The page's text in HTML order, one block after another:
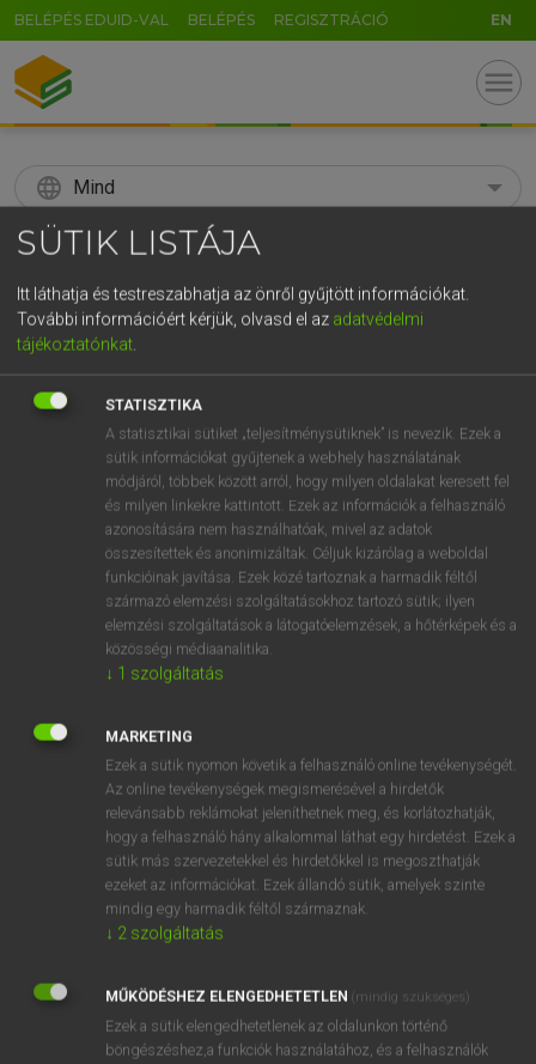
BELÉPÉS EDUID-VAL BELÉPÉS REGISZTRÁCIÓ EN
menu
language Mind
search
KERESÉS
Díjmentes angol szótár
swarthiness fn barnabőrűség
⚲ swarthinesskeresése szótárainkban
DÍJMENTES ANGOL SZÓTÁR
swarm
swarm-spore
swarthiness
SÜTIK LISTÁJA
Itt láthatja és testreszabhatja az önről gyűjtött információkat.
További információért kérjük, olvasd el az adatvédelmi
tájékoztatónkat
STATISZTIKA
A statisztikai sütiket „teljesítménysütiknek” is nevezik. Ezek a
sütik információkat gyűjtenek a webhely használatának
módjáról, többek között arról, hogy milyen oldalakat keresett fel
és milyen linkekre kattintott. Ezek az információk a felhasználó
azonosítására nem használhatóak, mivel az adatok
összesítettek és anonimizáltak. Céljuk kizárólag a weboldal
funkcióinak javítása. Ezek közé tartoznak a harmadik féltől
származó elemzési szolgáltatásokhoz tartozó sütik; ilyen
elemzési szolgáltatások a látogatóelemzések, a hőtérképek és a
közösségi médiaanalitika.
↓ 1 szolgáltatás
MARKETING
Ezek a sütik nyomon követik a felhasználó online tevékenységét.
Az online tevékenységek megismerésével a hirdetők
relevánsabb reklámokat jeleníthetnek meg, és korlátozhatják,
hogy a felhasználó hány alkalommal láthat egy hirdetést. Ezek a
sütik más szervezetekkel és hirdetőkkel is megoszthatják
ezeket az információkat. Ezek állandó sütik, amelyek szinte
mindig egy harmadik féltől származnak.
↓ 2 szolgáltatás
MŰKÖDÉSHEZ ELENGEDHETETLEN (mindig szükséges)
Ezek a sütik elengedhetetlenek az oldalunkon történő
böngészéshez,a funkciók használatához, és a felhasználók
GR
5 6 7 8 9 ö ü ó
r t z u i o p ő ú
k l ű
n m , . AltGr